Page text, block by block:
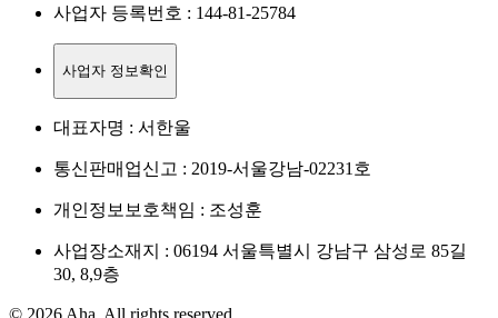
사업자 등록번호 : 144-81-25784
사업자 정보확인
대표자명 : 서한울
통신판매업신고 : 2019-서울강남-02231호
개인정보보호책임 : 조성훈
사업장소재지 : 06194 서울특별시 강남구 삼성로 85길
30, 8,9층